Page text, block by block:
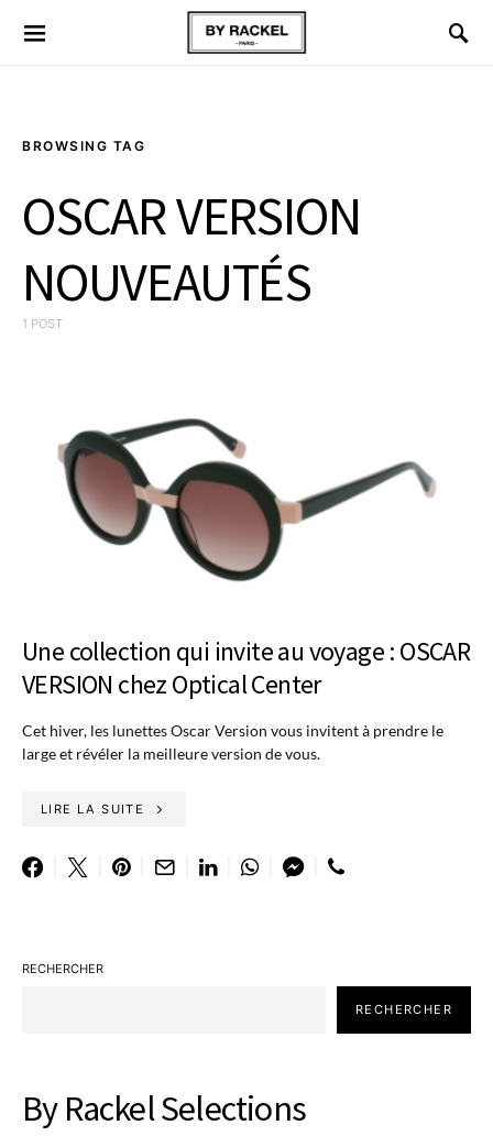
BROWSING TAG
OSCAR VERSION
NOUVEAUTÉS
1 POST
Une collection qui invite au voyage : OSCAR
VERSION chez Optical Center
Cet hiver, les lunettes Oscar Version vous invitent à prendre le
large et révéler la meilleure version de vous.
LIRE LA SUITE
RECHERCHER
RECHERCHER
By Rackel Selections